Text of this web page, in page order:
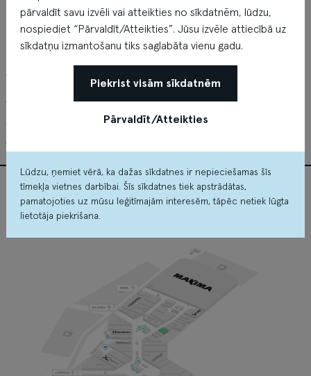
Akcija! Ko gribu to pērku!
ATLAIDES līdz 50%
27.07 - 16.08
Atlaides līdz -50%
Multilukss atrašanās vieta
pārvaldīt savu izvēli vai atteikties no sīkdatnēm, lūdzu,
nospiediet “Pārvaldīt/Atteikties”. Jūsu izvēle attiecībā uz
sīkdatņu izmantošanu tiks saglabāta vienu gadu.
Piekrist visām sīkdatnēm
Pārvaldīt/Atteikties
Lūdzu, ņemiet vērā, ka dažas sīkdatnes ir nepieciešamas šīs
tīmekļa vietnes darbībai. Šīs sīkdatnes tiek apstrādātas,
pamatojoties uz mūsu leģitīmajām interesēm, tāpēc netiek lūgta
lietotāja piekrišana.